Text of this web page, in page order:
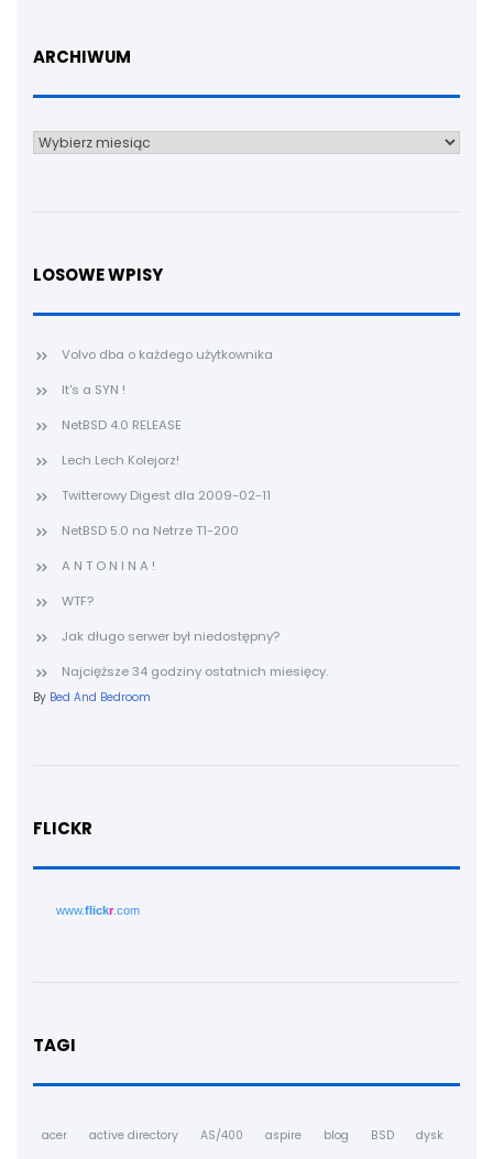
ARCHIWUM
Archiwum
LOSOWE WPISY
Volvo dba o każdego użytkownika
It's a SYN !
NetBSD 4.0 RELEASE
Lech Lech Kolejorz!
Twitterowy Digest dla 2009-02-11
NetBSD 5.0 na Netrze T1-200
A N T O N I N A !
WTF?
Jak długo serwer był niedostępny?
Najcięższe 34 godziny ostatnich miesięcy.
By Bed And Bedroom
FLICKR
www.flickr.com
TAGI
acer active directory AS/400 aspire blog BSD dysk